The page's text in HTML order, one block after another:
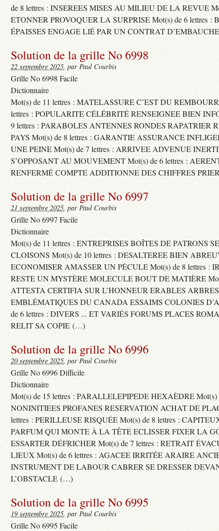
de 8 lettres : INSEREES MISES AU MILIEU DE LA REVUE
ETONNER PROVOQUER LA SURPRISE Mot(s) de 6 lettres :
ÉPAISSES ENGAGE LIÉ PAR UN CONTRAT
Solution de la grille No 6998
22 septembre 2025, par Paul Courbis
Grille No 6998 Facile
Dictionnaire
Mot(s) de 11 lettres : MATELASSURE C’EST DU
lettres : POPULARITE CÉLÉBRITÉ RENSEIGNEE BIEN
9 lettres : PARABOLES ANTENNES RONDES RAPATRIER
PAYS Mot(s) de 8 lettres : GARANTIE ASSURANCE
UNE PEINE Mot(s) de 7 lettres : ARRIVEE ADVENUE
S’OPPOSANT AU MOUVEMENT Mot(s) de 6 lettres :
RENFERMÉ COMPTE ADDITIONNE DES CHIFFRES
Solution de la grille No 6997
21 septembre 2025, par Paul Courbis
Grille No 6997 Facile
Dictionnaire
Mot(s) de 11 lettres : ENTREPRISES BOÎTES DE PATRONS
CLOISONS Mot(s) de 10 lettres : DESALTEREE BIEN
ECONOMISER AMASSER UN PÉCULE Mot(s) de 8 lettres :
RESTE UN MYSTÈRE MOLECULE BOUT DE MATIÈRE
ATTESTA CERTIFIA SUR L’HONNEUR ERABLES ARBRES
EMBLÉMATIQUES DU CANADA ESSAIMS COLONIES
de 6 lettres : DIVERS ... ET VARIÉS FORUMS PLACES
RELIT SA COPIE (…)
Solution de la grille No 6996
20 septembre 2025, par Paul Courbis
Grille No 6996 Difficile
Dictionnaire
Mot(s) de 15 lettres : PARALLELEPIPEDE HEXAÈDRE Mot(s)
NONINITIEES PROFANES RESERVATION ACHAT DE
lettres : PERILLEUSE RISQUÉE Mot(s) de 8 lettres :
PARFUM QUI MONTE À LA TÊTE ECLISSER FIXER LA
ESSARTER DÉFRICHER Mot(s) de 7 lettres : RETRAIT
LIEUX Mot(s) de 6 lettres : AGACEE IRRITÉE ARAIRE
INSTRUMENT DE LABOUR CABRER SE DRESSER
L’OBSTACLE (…)
Solution de la grille No 6995
19 septembre 2025, par Paul Courbis
Grille No 6995 Facile